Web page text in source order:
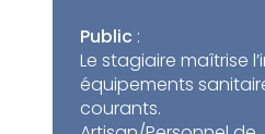
Public :
Le stagiaire maîtrise
équipements
courants.